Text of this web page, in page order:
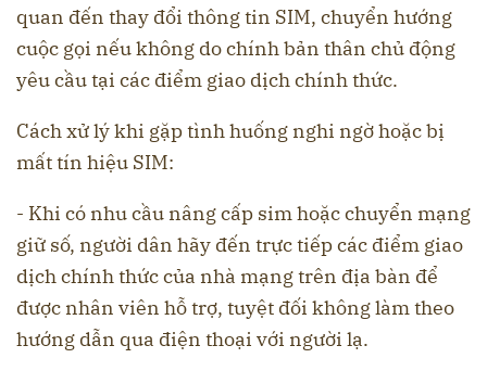
quan đến thay đổi thông tin SIM, chuyển hướng
cuộc gọi nếu không do chính bản thân chủ động
yêu cầu tại các điểm giao dịch chính thức.
Cách xử lý khi gặp tình huống nghi ngờ hoặc bị
mất tín hiệu SIM:
- Khi có nhu cầu nâng cấp sim hoặc chuyển mạng
giữ số, người dân hãy đến trực tiếp các điểm giao
dịch chính thức của nhà mạng trên địa bàn để
được nhân viên hỗ trợ, tuyệt đối không làm theo
hướng dẫn qua điện thoại với người lạ.